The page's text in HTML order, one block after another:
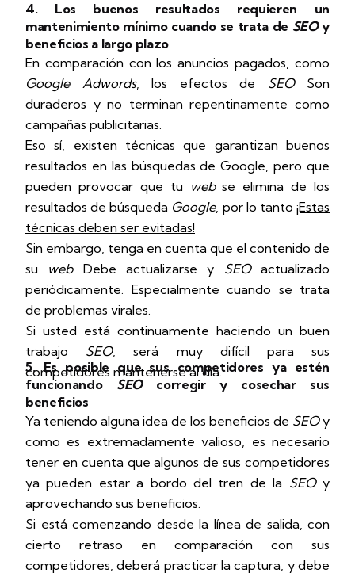
4. Los buenos resultados requieren un
mantenimiento mínimo cuando se trata de SEOy
beneficios a largo plazo
En comparación con los anuncios pagados, como
Google Adwords, los efectos de SEOSon
duraderos y no terminan repentinamente como
campañas publicitarias.
Eso sí, existen técnicas que garantizan buenos
resultados en las búsquedas de Google, pero que
pueden provocar que tu webse elimina de los
resultados de búsqueda Google, por lo tanto¡Estas
técnicas deben ser evitadas!
Sin embargo, tenga en cuenta que el contenido de
su webDebe actualizarse y SEOactualizado
periódicamente. Especialmente cuando se trata
de problemas virales.
Si usted está continuamente haciendo un buen
trabajo SEO, será muy difícil para sus
competidores mantenerse al día.
5. Es posible que sus competidores ya estén
funcionando SEOcorregir y cosechar sus
beneficios
Ya teniendo alguna idea de los beneficios de SEOy
como es extremadamente valioso, es necesario
tener en cuenta que algunos de sus competidores
ya pueden estar a bordo del tren de la SEOy
aprovechando sus beneficios.
Si está comenzando desde la línea de salida, con
cierto retraso en comparación con sus
competidores, deberá practicar la captura, y debe